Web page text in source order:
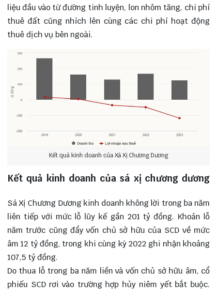
liệu đầu vào từ đường tinh luyện, lon nhôm tăng, chi phí
thuê đất cũng nhích lên cùng các chi phí hoạt động
thuê dịch vụ bên ngoài.
Kết quả kinh doanh của Xá Xị Chương Dương
Kết quả kinh doanh của sá xị chương dương
Sá Xị Chương Dương kinh doanh không lời trong ba năm
liên tiếp với mức lỗ lũy kế gần 201 tỷ đồng. Khoản lỗ
năm trước cũng đẩy vốn chủ sở hữu của SCD về mức
âm 12 tỷ đồng, trong khi cùng kỳ 2022 ghi nhận khoảng
107,5 tỷ đồng.
Do thua lỗ trong ba năm liền và vốn chủ sở hữu âm, cổ
phiếu SCD rơi vào trường hợp hủy niêm yết bắt buộc.